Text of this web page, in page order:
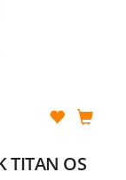
TITAN OS